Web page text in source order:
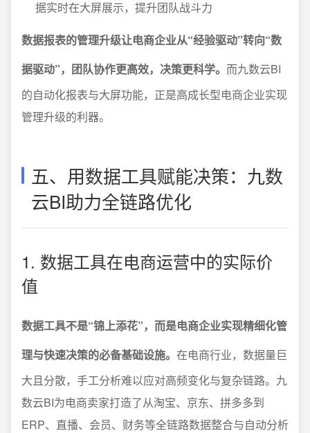
据实时在大屏展示，提升团队战斗力
数据报表的管理升级让电商企业从“经验驱动”转向“数
据驱动”，团队协作更高效，决策更科学。 而九数云BI
的自动化报表与大屏功能，正是高成长型电商企业实现
管理升级的利器。
五、用数据工具赋能决策：九数
云BI助力全链路优化
1. 数据工具在电商运营中的实际价
值
数据工具不是“锦上添花”，而是电商企业实现精细化管
理与快速决策的必备基础设施。 在电商行业，数据量巨
大且分散，手工分析难以应对高频变化与复杂链路。九
数云BI为电商卖家打造了从淘宝、京东、拼多多到
ERP、直播、会员、财务等全链路数据整合与自动分析